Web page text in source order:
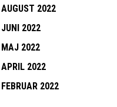
AUGUST 2022
JUNI 2022
MAJ 2022
APRIL 2022
FEBRUAR 2022